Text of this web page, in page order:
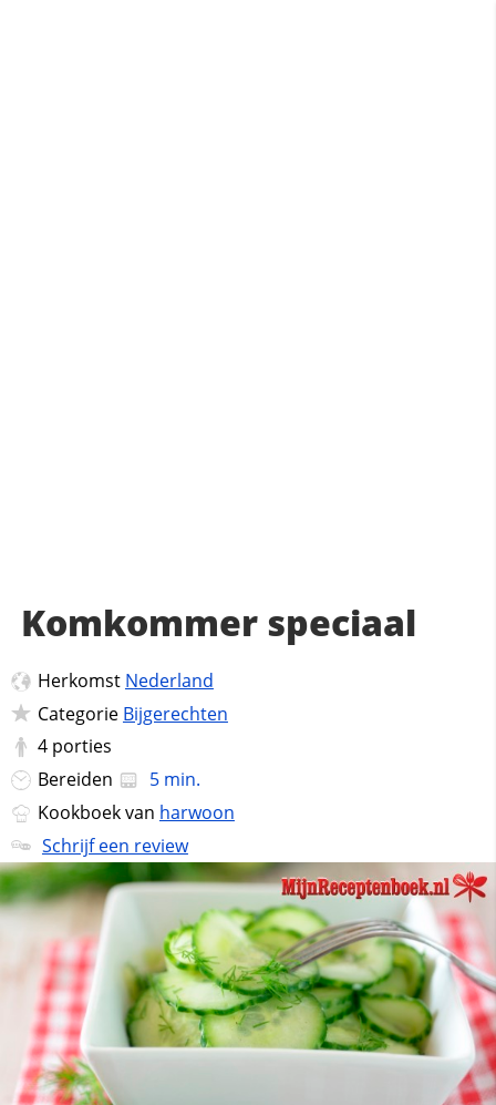
Komkommer speciaal
Herkomst Nederland
Categorie Bijgerechten
4 porties
Bereiden
5 min.
Kookboek van harwoon
Schrijf een review